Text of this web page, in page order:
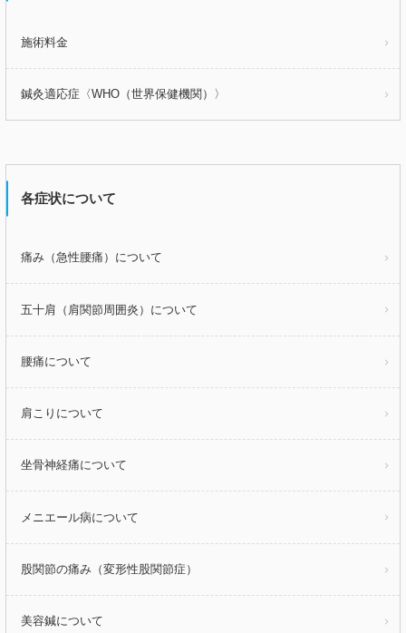
施術料金
鍼灸適応症〈WHO（世界保健機関）〉
各症状について
痛み（急性腰痛）について
五十肩（肩関節周囲炎）について
腰痛について
肩こりについて
坐骨神経痛について
メニエール病について
股関節の痛み（変形性股関節症）
美容鍼について